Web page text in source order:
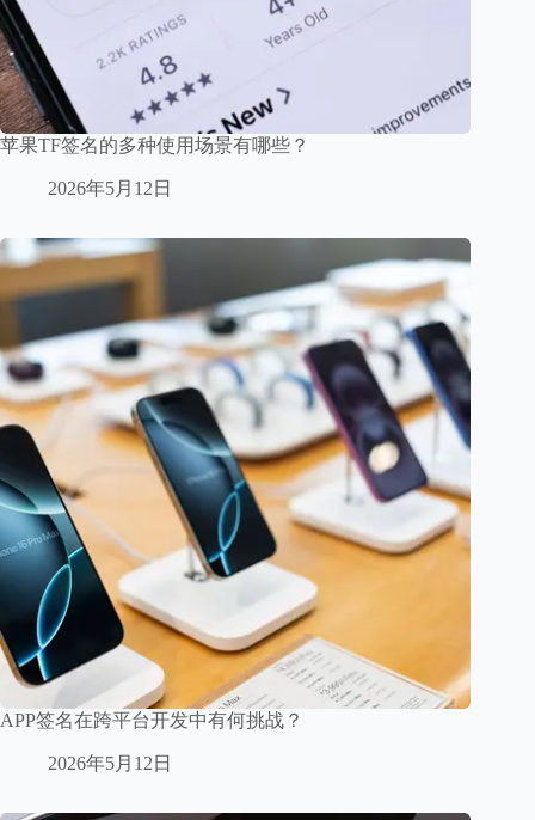
苹果TF签名的多种使用场景有哪些？
2026年5月12日
APP签名在跨平台开发中有何挑战？
2026年5月12日